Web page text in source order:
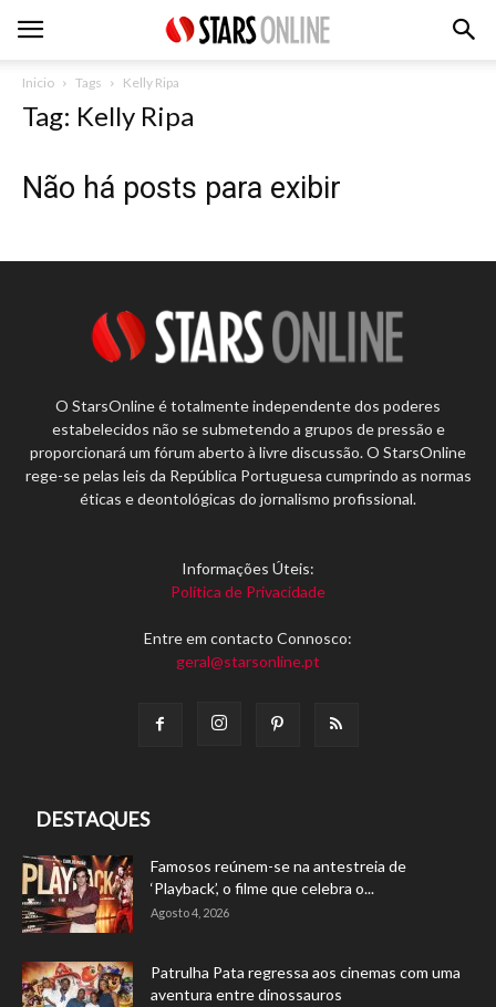
Inicio Tags Kelly Ripa
Tag: Kelly Ripa
Não há posts para exibir
O StarsOnline é totalmente independente dos poderes
estabelecidos não se submetendo a grupos de pressão e
proporcionará um fórum aberto à livre discussão. O StarsOnline
rege-se pelas leis da República Portuguesa cumprindo as normas
éticas e deontológicas do jornalismo profissional.
Informações Úteis:
Política de Privacidade
Entre em contacto Connosco:
geral@starsonline.pt
DESTAQUES
Famosos reúnem-se na antestreia de
‘Playback’, o filme que celebra o...
Agosto 4, 2026
Patrulha Pata regressa aos cinemas com uma
aventura entre dinossauros